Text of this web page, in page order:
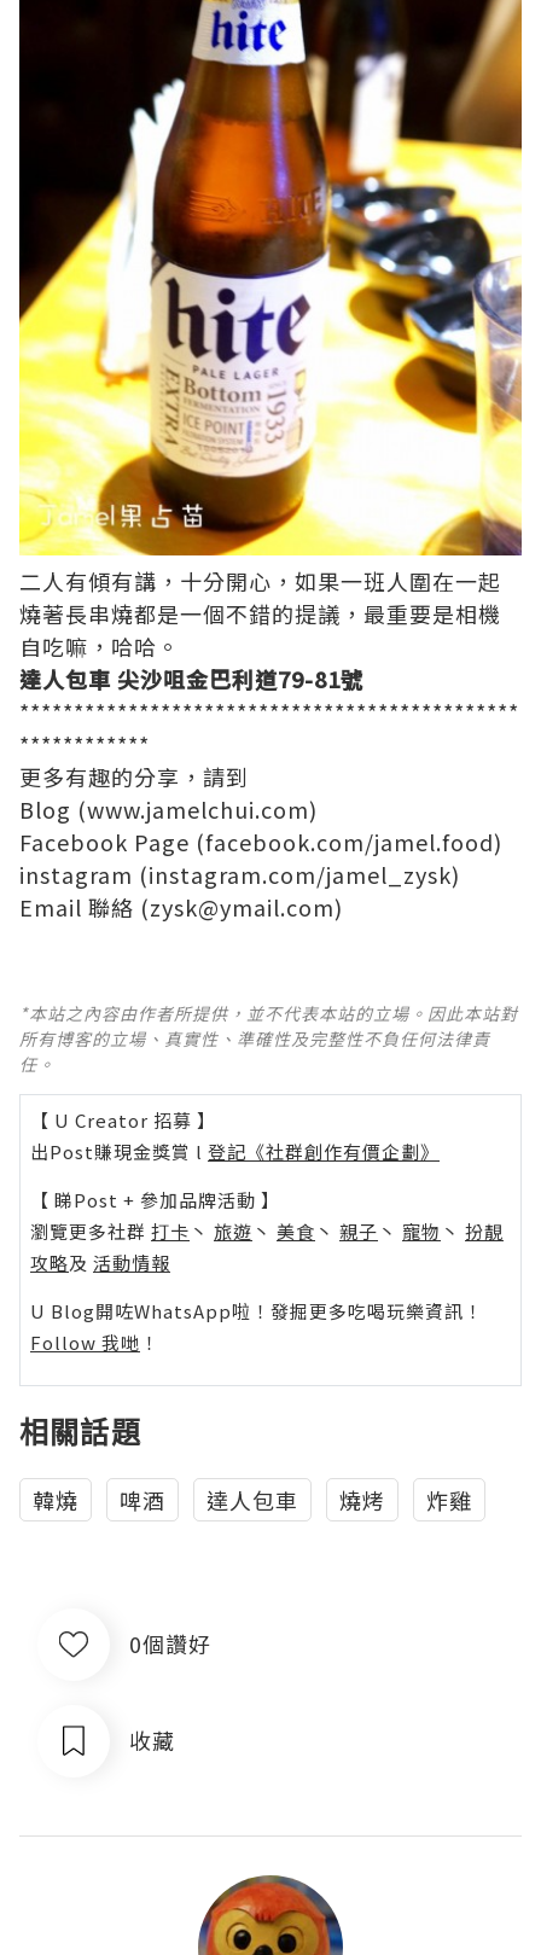
二人有傾有講，十分開心，如果一班人圍在一起
燒著長串燒都是一個不錯的提議，最重要是相機
自吃嘛，哈哈。
達人包車 尖沙咀金巴利道79-81號
**********************************************
************
更多有趣的分享，請到
Blog (www.jamelchui.com)
Facebook Page (facebook.com/jamel.food)
instagram (instagram.com/jamel_zysk)
Email 聯絡 (zysk@ymail.com)
*本站之內容由作者所提供，並不代表本站的立場。因此本站對
所有博客的立場、真實性、準確性及完整性不負任何法律責
任。
【 U Creator 招募 】
出Post賺現金獎賞 l 登記《社群創作有價企劃》
【 睇Post + 參加品牌活動 】
瀏覽更多社群 打卡 丶 旅遊 丶 美食 丶 親子 丶 寵物 丶 扮靚
攻略及 活動情報
U Blog開咗WhatsApp啦！發掘更多吃喝玩樂資訊！
Follow 我哋 ！
相關話題
韓燒 啤酒 達人包車 燒烤 炸雞
0個讚好
收藏